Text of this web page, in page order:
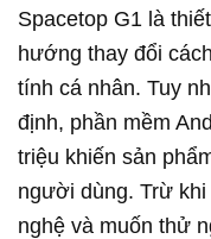
Spacetop G1 là
hướng thay đổi
tính cá nhân. Tuy
định, phần mềm
triệu khiến sản
người dùng. Trừ
nghệ và muốn thử